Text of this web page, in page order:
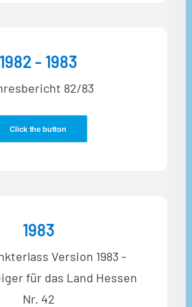
1982 - 1983
82/83
Click the button
1983
Version 1983 -
für das Land Hessen
Nr. 42